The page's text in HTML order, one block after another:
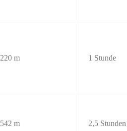
220 m 1 Stunde
542 m 2,5 Stunden